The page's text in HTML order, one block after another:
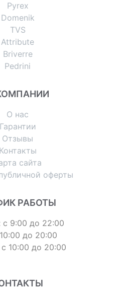
Pyrex
Domenik
TVS
Attribute
Briverre
Pedrini
О нас
Гарантии
Отзывы
Контакты
сайта
оферты
РАБОТЫ
с 9:00 до 22:00
до 20:00
с 10:00 до 20:00